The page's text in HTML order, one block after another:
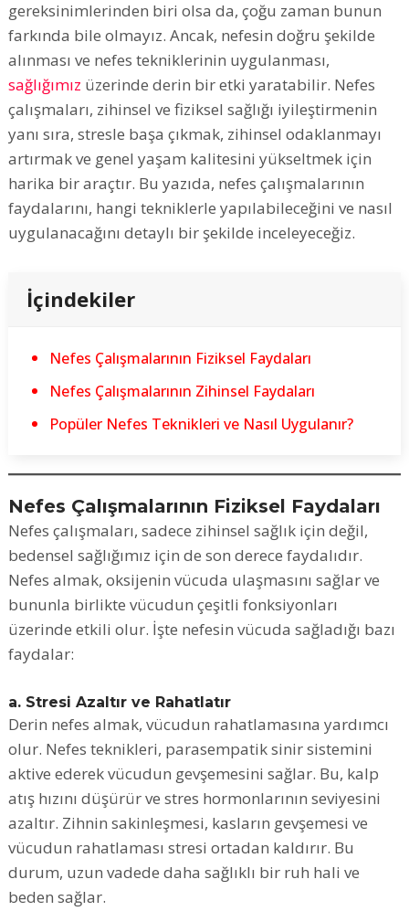
gereksinimlerinden biri olsa da, çoğu zaman bunun
farkında bile olmayız. Ancak, nefesin doğru şekilde
alınması ve nefes tekniklerinin uygulanması,
sağlığımız üzerinde derin bir etki yaratabilir. Nefes
çalışmaları, zihinsel ve fiziksel sağlığı iyileştirmenin
yanı sıra, stresle başa çıkmak, zihinsel odaklanmayı
artırmak ve genel yaşam kalitesini yükseltmek için
harika bir araçtır. Bu yazıda, nefes çalışmalarının
faydalarını, hangi tekniklerle yapılabileceğini ve nasıl
uygulanacağını detaylı bir şekilde inceleyeceğiz.
İçindekiler
Nefes Çalışmalarının Fiziksel Faydaları
Nefes Çalışmalarının Zihinsel Faydaları
Popüler Nefes Teknikleri ve Nasıl Uygulanır?
Nefes Çalışmalarının Fiziksel Faydaları
Nefes çalışmaları, sadece zihinsel sağlık için değil,
bedensel sağlığımız için de son derece faydalıdır.
Nefes almak, oksijenin vücuda ulaşmasını sağlar ve
bununla birlikte vücudun çeşitli fonksiyonları
üzerinde etkili olur. İşte nefesin vücuda sağladığı bazı
faydalar:
a. Stresi Azaltır ve Rahatlatır
Derin nefes almak, vücudun rahatlamasına yardımcı
olur. Nefes teknikleri, parasempatik sinir sistemini
aktive ederek vücudun gevşemesini sağlar. Bu, kalp
atış hızını düşürür ve stres hormonlarının seviyesini
azaltır. Zihnin sakinleşmesi, kasların gevşemesi ve
vücudun rahatlaması stresi ortadan kaldırır. Bu
durum, uzun vadede daha sağlıklı bir ruh hali ve
beden sağlar.